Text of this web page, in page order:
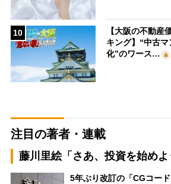
10
【大阪の不動産
キング】“中古
化”のワース…
注目の著者・連載
藤川里絵「さあ、投資を始めよ
5年ぶり改訂の「CGコー